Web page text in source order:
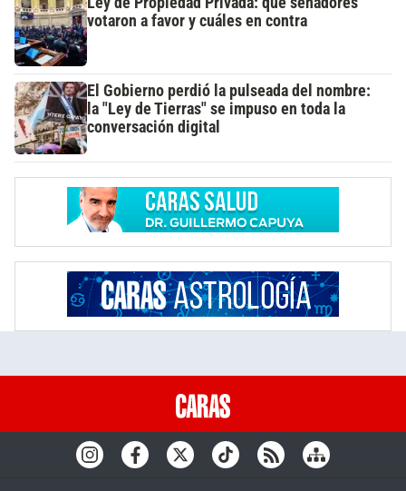
votaron a favor y cuáles en contra
El Gobierno perdió la pulseada del nombre:
la "Ley de Tierras" se impuso en toda la
conversación digital